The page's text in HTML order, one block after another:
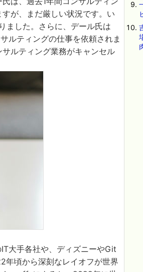
が、まだ厳しい状況です。い
ました。さらに、デール氏は
ルティングの仕事を依頼されま
ルティング業務がキャンセル
大手各社や、ディズニーやGit
年頃から深刻なレイオフが世界